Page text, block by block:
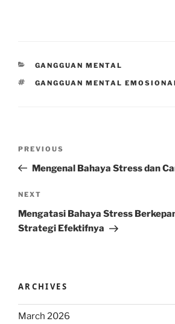
CATEGORIES
GANGGUAN MENTAL
TAGS
GANGGUAN MENTAL
Previous
Post
PREVIOUS
Mengenal Bahaya Stress dan
Next
Post
NEXT
Mengatasi Bahaya Stress
Strategi Efektifnya
ARCHIVES
March 2026